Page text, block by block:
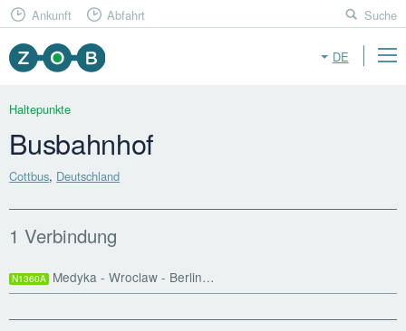
DE
Ankunft Abfahrt Suche
Haltepunkte
Busbahnhof
Cottbus, Deutschland
1 Verbindung
N1360A Medyka - Wroclaw - Berlin…